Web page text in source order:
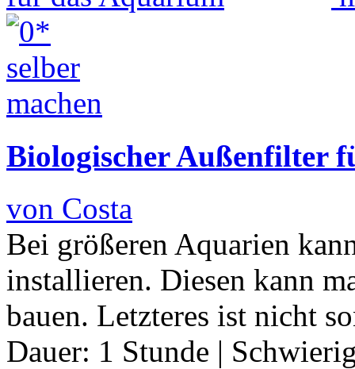
Biologischer Außenfilter
von Costa
Bei größeren Aquarien
installieren. Diesen kann
bauen. Letzteres ist nicht
Dauer: 1 Stunde |